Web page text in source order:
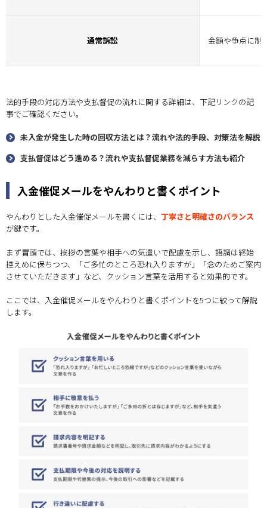
通常訴訟 金額や争点に制
法的手段の対応方法や支払督促の流れに関する詳細は、下記リンクの記
事でご確認ください。
未入金が発生した時の回収方法とは？流れや法的手段、対策法を解説
支払督促はどう進める？流れや支払督促業務を減らす方法も紹介
入金催促メールをやんわりと書くポイント
やんわりとした入金催促メールを書くには、 丁寧さと明確さのバランス
が鍵です。
まず冒頭では、挨拶の言葉や相手への気遣いで配慮を示し、語調は終始
控えめに保ちつつ、「ご多忙のところ恐れ入りますが」「念のためご案内
させていただきます」など、クッション言葉を活用すると効果的です。
ここでは、入金催促メールをやんわりと書くポイントを5つに絞って解説
します。